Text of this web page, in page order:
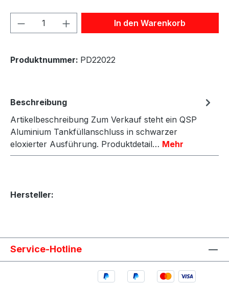
Produkt Anzahl: Gib denIn den Warenkorb
Produktnummer: PD22022
Beschreibung
Artikelbeschreibung Zum Verkauf steht ein QSP
Aluminium Tankfüllanschluss in schwarzer
eloxierter Ausführung. Produktdetail… Mehr
Hersteller:
Service-Hotline